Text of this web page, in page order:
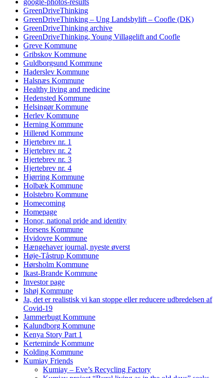
google-photos-results
GreenDriveThinking
GreenDriveThinking – Ung Landsbylift – Coofle (DK)
GreenDriveThinking archive
GreenDriveThinking, Young Villagelift and Coofle
Greve Kommune
Gribskov Kommune
Guldborgsund Kommune
Haderslev Kommune
Halsnæs Kommune
Healthy living and medicine
Hedensted Kommune
Helsingør Kommune
Herlev Kommune
Herning Kommune
Hillerød Kommune
Hjertebrev nr. 1
Hjertebrev nr. 2
Hjertebrev nr. 3
Hjertebrev nr. 4
Hjørring Kommune
Holbæk Kommune
Holstebro Kommune
Homecoming
Homepage
Honor, national pride and identity
Horsens Kommune
Hvidovre Kommune
Hængehaver journal, nyeste øverst
Høje-Tåstrup Kommune
Hørsholm Kommune
Ikast-Brande Kommune
Investor page
Ishøj Kommune
Ja, det er realistisk vi kan stoppe eller reducere udbredelsen af
Covid-19
Jammerbugt Kommune
Kalundborg Kommune
Kenya Story Part 1
Kerteminde Kommune
Kolding Kommune
Kumiay Friends
Kumiay – Eve’s Recycling Factory